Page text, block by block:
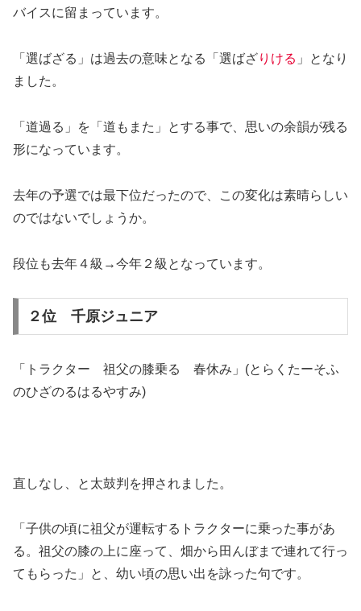
バイスに留まっています。
「選ばざる」は過去の意味となる「選ばざりける 」となり
ました。
「道過る」を「道もまた」とする事で、思いの余韻が残る
形になっています。
去年の予選では最下位だったので、この変化は素晴らしい
のではないでしょうか。
段位も去年４級→今年２級となっています。
２位 千原ジュニア
「トラクター 祖父の膝乗る 春休み」(とらくたーそふ
のひざのるはるやすみ)
直しなし、と太鼓判を押されました。
「子供の頃に祖父が運転するトラクターに乗った事があ
る。祖父の膝の上に座って、畑から田んぼまで連れて行っ
てもらった」と、幼い頃の思い出を詠った句です。